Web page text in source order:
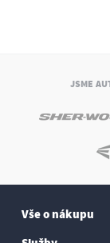
JSME
Vše o nákupu